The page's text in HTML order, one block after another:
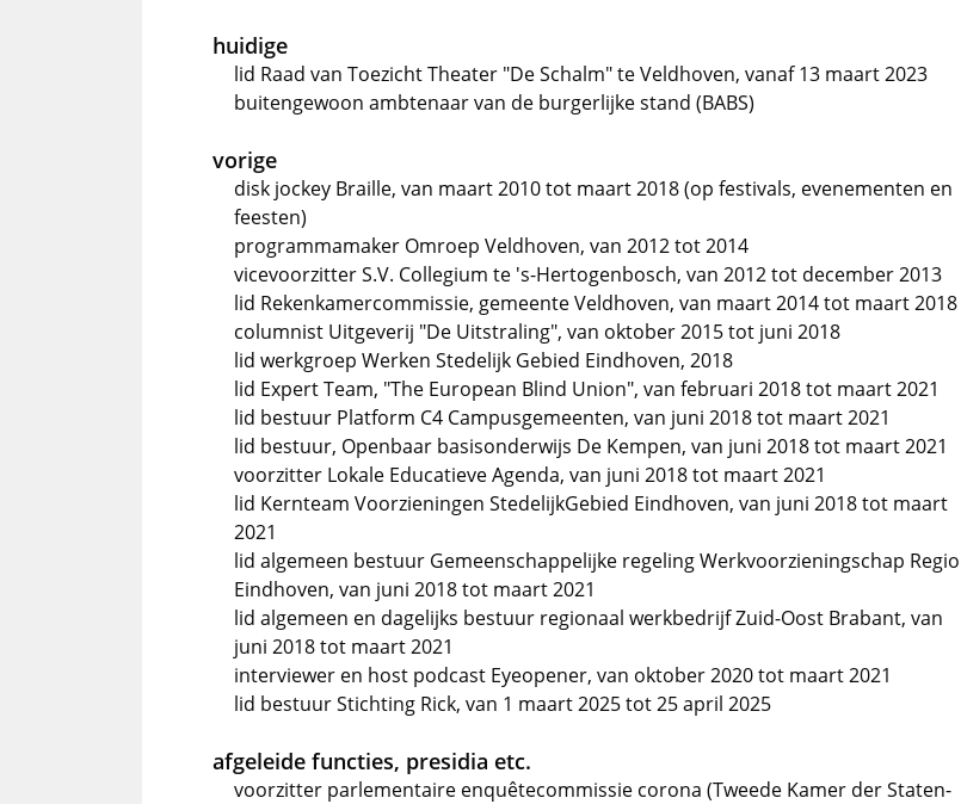
huidige
lid Raad van Toezicht Theater "De Schalm" te Veldhoven, vanaf 13 maart 2023
buitengewoon ambtenaar van de burgerlijke stand (BABS)
vorige
disk jockey Braille, van maart 2010 tot maart 2018 (op festivals, evenementen en
feesten)
programmamaker Omroep Veldhoven, van 2012 tot 2014
vicevoorzitter S.V. Collegium te 's-Hertogenbosch, van 2012 tot december 2013
lid Rekenkamercommissie, gemeente Veldhoven, van maart 2014 tot maart 2018
columnist Uitgeverij "De Uitstraling", van oktober 2015 tot juni 2018
lid werkgroep Werken Stedelijk Gebied Eindhoven, 2018
lid Expert Team, "The European Blind Union", van februari 2018 tot maart 2021
lid bestuur Platform C4 Campusgemeenten, van juni 2018 tot maart 2021
lid bestuur, Openbaar basisonderwijs De Kempen, van juni 2018 tot maart 2021
voorzitter Lokale Educatieve Agenda, van juni 2018 tot maart 2021
lid Kernteam Voorzieningen StedelijkGebied Eindhoven, van juni 2018 tot maart
2021
lid algemeen bestuur Gemeenschappelijke regeling Werkvoorzieningschap Regio
Eindhoven, van juni 2018 tot maart 2021
lid algemeen en dagelijks bestuur regionaal werkbedrijf Zuid-Oost Brabant, van
juni 2018 tot maart 2021
interviewer en host podcast Eyeopener, van oktober 2020 tot maart 2021
lid bestuur Stichting Rick, van 1 maart 2025 tot 25 april 2025
afgeleide functies, presidia etc.
voorzitter parlementaire enquêtecommissie corona (Tweede Kamer der Staten-